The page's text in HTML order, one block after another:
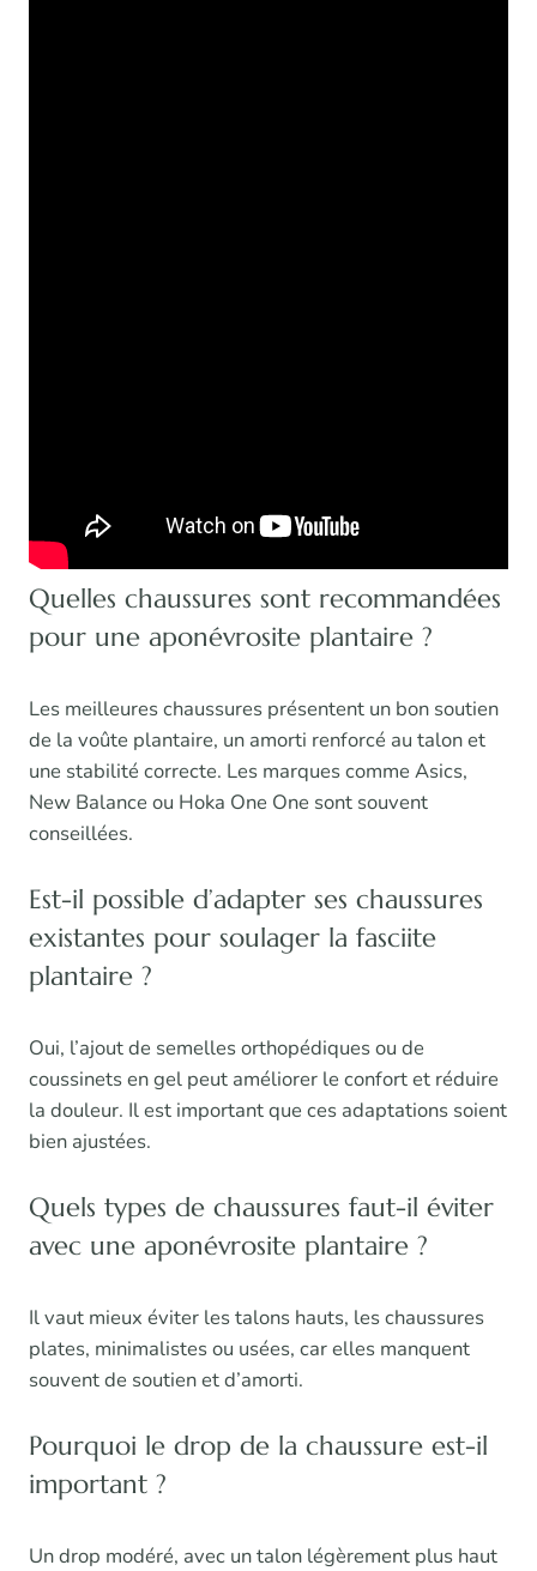
Quelles chaussures sont recommandées
pour une aponévrosite plantaire ?
Les meilleures chaussures présentent un bon soutien
de la voûte plantaire, un amorti renforcé au talon et
une stabilité correcte. Les marques comme Asics,
New Balance ou Hoka One One sont souvent
conseillées.
Est-il possible d’adapter ses chaussures
existantes pour soulager la fasciite
plantaire ?
Oui, l’ajout de semelles orthopédiques ou de
coussinets en gel peut améliorer le confort et réduire
la douleur. Il est important que ces adaptations soient
bien ajustées.
Quels types de chaussures faut-il éviter
avec une aponévrosite plantaire ?
Il vaut mieux éviter les talons hauts, les chaussures
plates, minimalistes ou usées, car elles manquent
souvent de soutien et d’amorti.
Pourquoi le drop de la chaussure est-il
important ?
Un drop modéré, avec un talon légèrement plus haut